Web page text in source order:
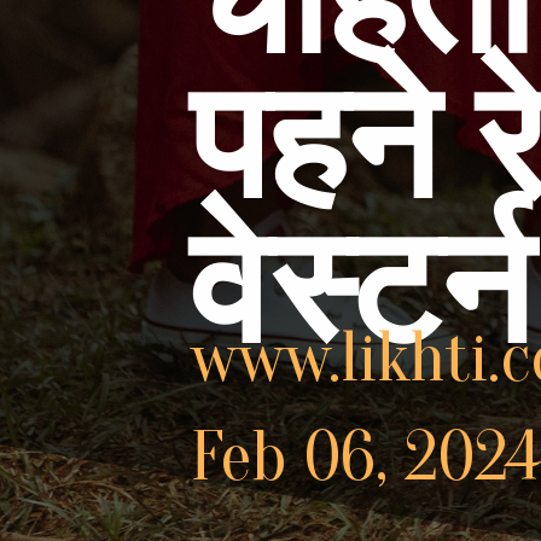
पहने
Feb 06, 2024